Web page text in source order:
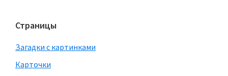
Страницы
Загадки с картинками
Карточки